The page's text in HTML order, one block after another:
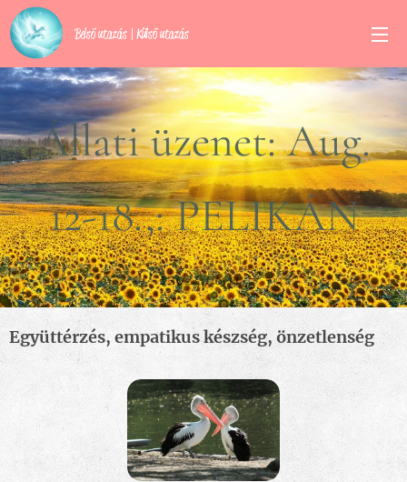
Belső utazás | Külső utazás
Állati üzenet: Aug.
12-18.,: PELIKÁN
2024.08.11
Együttérzés, empatikus készség, önzetlenség